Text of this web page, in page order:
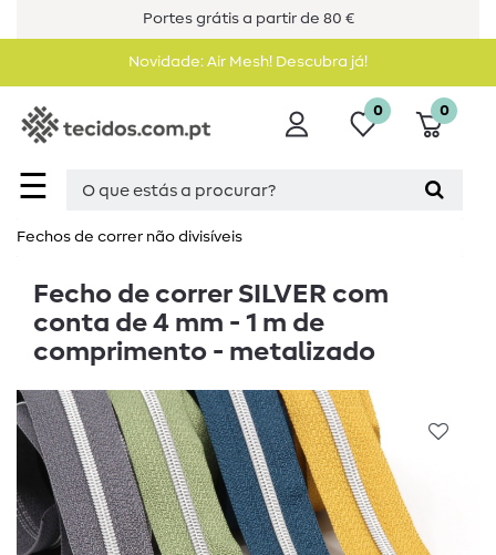
Portes grátis a partir de 80 €
Novidade: Air Mesh! Descubra já!
☰
0 0
Fechos de correr não divisíveis
Fecho de correr SILVER com
conta de 4 mm - 1 m de
comprimento - metalizado